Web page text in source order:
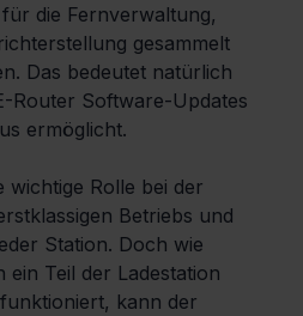
die Fernverwaltung,
gesammelt
Das bedeutet natürlich
Router Software-Updates
ermöglicht.
wichtige Rolle bei der
Betriebs und
Station. Doch wie
Teil der Ladestation
kann der